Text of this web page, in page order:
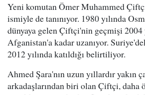
Yeni komutan Ömer Muhammed
ismiyle de tanınıyor. 1980 yılında
dünyaya gelen Çiftçi'nin geçmişi 2004
Afganistan'a kadar uzanıyor.
2012 yılında katıldığı belirtiliyor.
Ahmed Şara'nın uzun yıllardır yakın
arkadaşlarından biri olan Çiftçi, daha